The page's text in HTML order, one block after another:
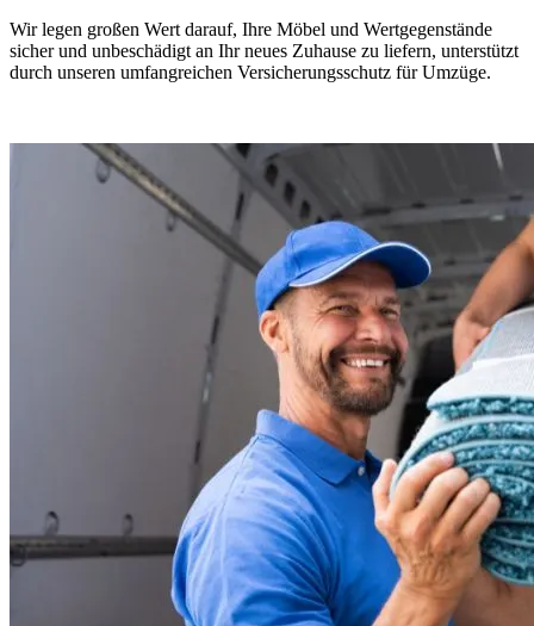
Wir legen großen Wert darauf, Ihre Möbel und Wertgegenstände
sicher und unbeschädigt an Ihr neues Zuhause zu liefern, unterstützt
durch unseren umfangreichen Versicherungsschutz für Umzüge.